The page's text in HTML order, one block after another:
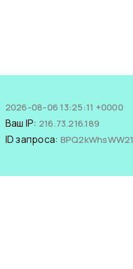
2026-08-06 13:25:11 +0000
Ваш IP: 216.73.216.189
ID запроса: BPQ2kWhsWW21